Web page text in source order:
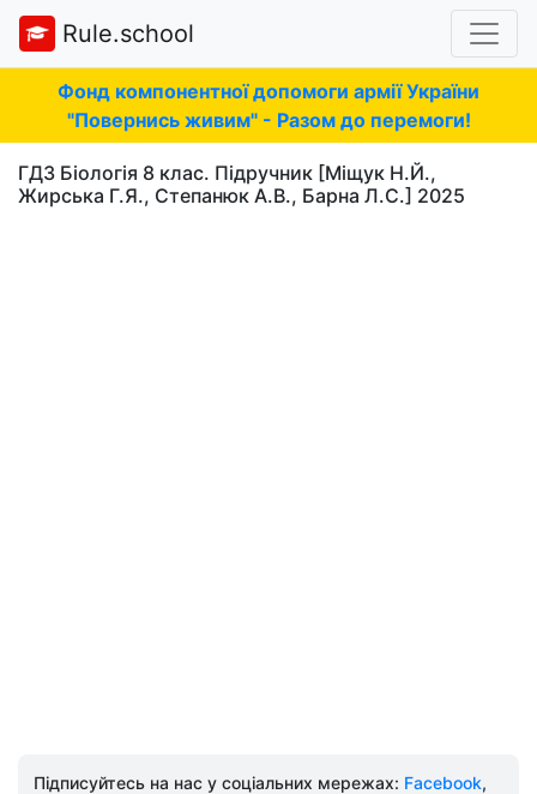
Rule.school
Фонд компонентної допомоги армії України
"Повернись живим" - Разом до перемоги!
ГДЗ Біологія 8 клас. Підручник [Міщук Н.Й.,
Жирська Г.Я., Степанюк А.В., Барна Л.С.] 2025
Підписуйтесь на нас у соціальних мережах: Facebook,